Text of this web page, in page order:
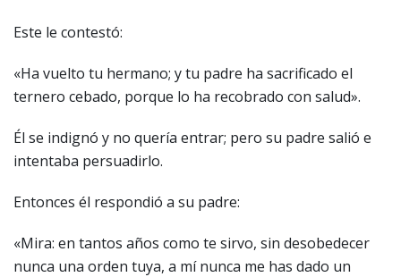
Este le contestó:
«Ha vuelto tu hermano; y tu padre ha sacrificado el
ternero cebado, porque lo ha recobrado con salud».
Él se indignó y no quería entrar; pero su padre salió e
intentaba persuadirlo.
Entonces él respondió a su padre:
«Mira: en tantos años como te sirvo, sin desobedecer
nunca una orden tuya, a mí nunca me has dado un